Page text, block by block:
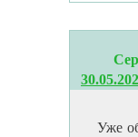
Уже